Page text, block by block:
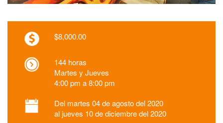
$8,000.00
144 horas
Martes y Jueves
4:00 pm a 8:00 pm
Del martes 04 de agosto del 2020
al jueves 10 de diciembre del 2020